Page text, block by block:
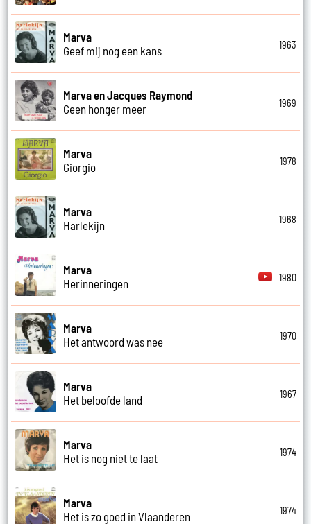
Marva
Geef mij nog een kans
1963
Marva en Jacques Raymond
Geen honger meer
1969
Marva
Giorgio
1978
Marva
Harlekijn
1968
Marva
Herinneringen
1980
Marva
Het antwoord was nee
1970
Marva
Het beloofde land
1967
Marva
Het is nog niet te laat
1974
Marva
Het is zo goed in Vlaanderen
1974